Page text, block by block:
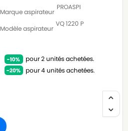
Marque aspirateur
PROASPI
Modèle aspirateur
VQ 1220 P
pour 2 unités achetées.
pour 4 unités achetées.